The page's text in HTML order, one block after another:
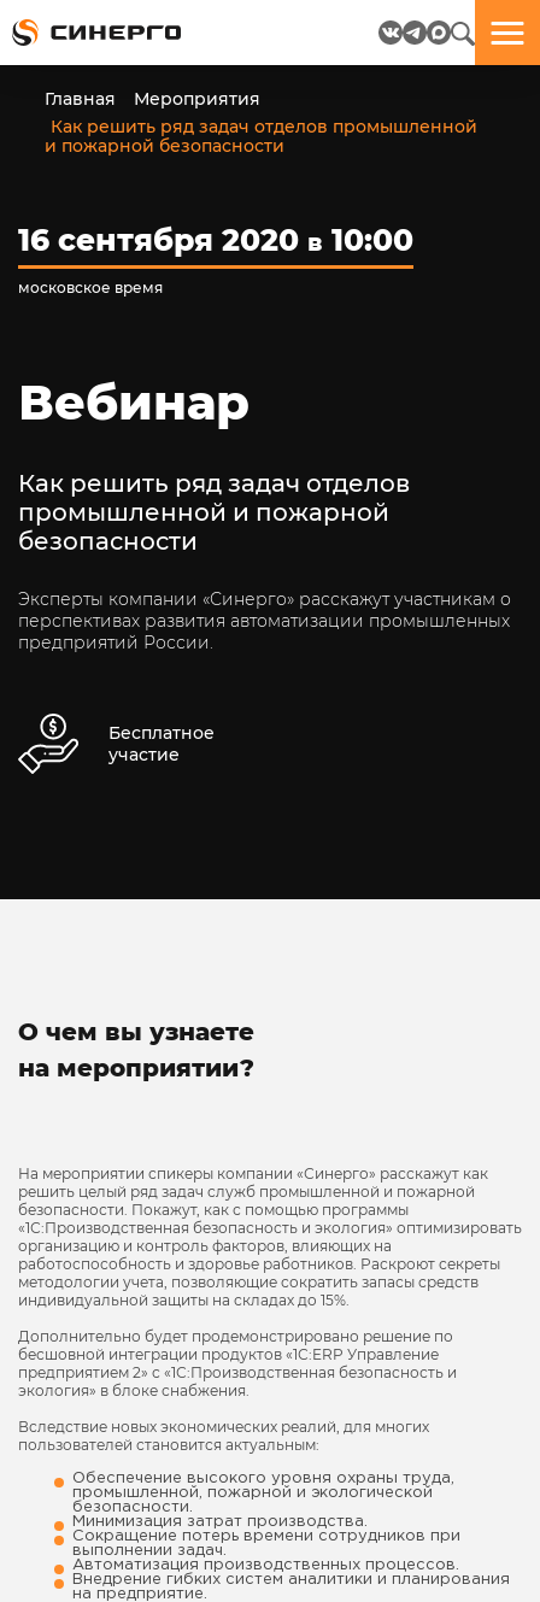
Главная
Мероприятия
Как решить ряд задач отделов промышленной
и пожарной безопасности
16 сентября 2020 в 10:00
московское время
Вебинар
Как решить ряд задач отделов
промышленной и пожарной
безопасности
Эксперты компании «Синерго» расскажут участникам о
перспективах развития автоматизации промышленных
предприятий России.
Бесплатное
участие
О чем вы узнаете
на мероприятии?
На мероприятии спикеры компании «Синерго» расскажут как
решить целый ряд задач служб промышленной и пожарной
безопасности. Покажут, как с помощью программы
«1С:Производственная безопасность и экология» оптимизировать
организацию и контроль факторов, влияющих на
работоспособность и здоровье работников. Раскроют секреты
методологии учета, позволяющие сократить запасы средств
индивидуальной защиты на складах до 15%.
Дополнительно будет продемонстрировано решение по
бесшовной интеграции продуктов «1С:ERP Управление
предприятием 2» с «1С:Производственная безопасность и
экология» в блоке снабжения.
Вследствие новых экономических реалий, для многих
пользователей становится актуальным:
Обеспечение высокого уровня охраны труда,
промышленной, пожарной и экологической
безопасности.
Минимизация затрат производства.
Сокращение потерь времени сотрудников при
выполнении задач.
Автоматизация производственных процессов.
Внедрение гибких систем аналитики и планирования
на предприятие.
Отлично!
Данные
успешно
отправлены.
на
пёсика.
многие
ЕЩЁ!
Отлично!
Бриф
отправлен.